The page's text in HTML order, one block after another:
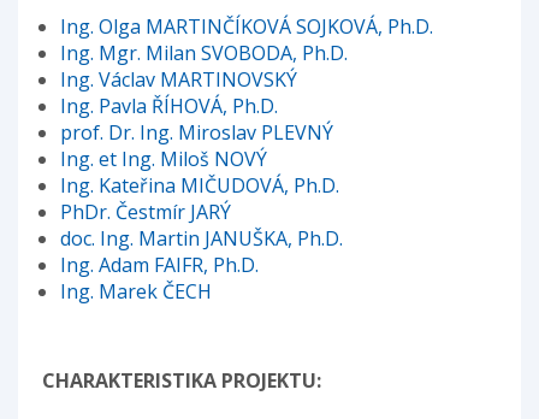
Ing. Olga MARTINČÍKOVÁ SOJKOVÁ, Ph.D.
Ing. Mgr. Milan SVOBODA, Ph.D.
Ing. Václav MARTINOVSKÝ
Ing. Pavla ŘÍHOVÁ, Ph.D.
prof. Dr. Ing. Miroslav PLEVNÝ
Ing. et Ing. Miloš NOVÝ
Ing. Kateřina MIČUDOVÁ, Ph.D.
PhDr. Čestmír JARÝ
doc. Ing. Martin JANUŠKA, Ph.D.
Ing. Adam FAIFR, Ph.D.
Ing. Marek ČECH
CHARAKTERISTIKA PROJEKTU: